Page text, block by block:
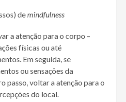
demindfulness
a atenção para o corpo –
físicas ou até
Em seguida, se
ou sensações da
passo, voltar a atenção para o
do local.